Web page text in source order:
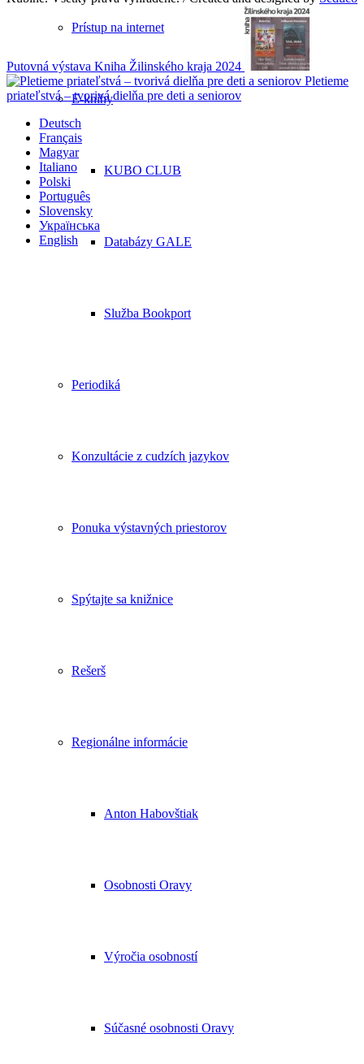
Prístup na internet
E-knihy
KUBO CLUB
Databázy GALE
Služba Bookport
Periodiká
Konzultácie z cudzích jazykov
Ponuka výstavných priestorov
Spýtajte sa knižnice
Rešerš
Regionálne informácie
Anton Habovštiak
Osobnosti Oravy
Výročia osobností
Súčasné osobnosti Oravy
Putovná výstava Kniha Žilinského kraja 2024
Pletieme
priateľstvá – tvorivá dielňa pre deti a seniorov
Deutsch
Français
Magyar
Italiano
Polski
Português
Slovensky
Українська
English